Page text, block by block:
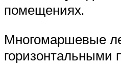
помещениях.
Многомаршевые
горизонтальными